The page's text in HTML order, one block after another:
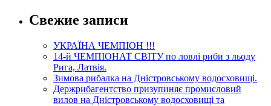
Свежие записи
УКРАЇНА ЧЕМПІОН !!!
14-й ЧЕМПІОНАТ СВІТУ по ловлі риби з льоду
Рига, Латвія.
Зимова рибалка на Дністровському водосховищі.
Держрибагентство призупиняє промисловий
вилов на Дністровському водосховищі та